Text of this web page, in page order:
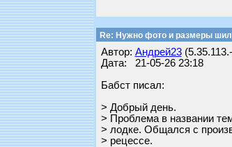
Re: Нужно фото и размеры
Автор: Андрей23
Дата: 21-05-26 23:18
Бабст писал:
> Добрый день.
> Проблема в названии
> лодке. Общался с
> рецессе.